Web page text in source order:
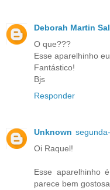
Deborah Martin
O que???
Esse aparelhinho
Fantástico!
Bjs
Responder
Unknown
Oi Raquel!
Esse aparelhinho
parece bem